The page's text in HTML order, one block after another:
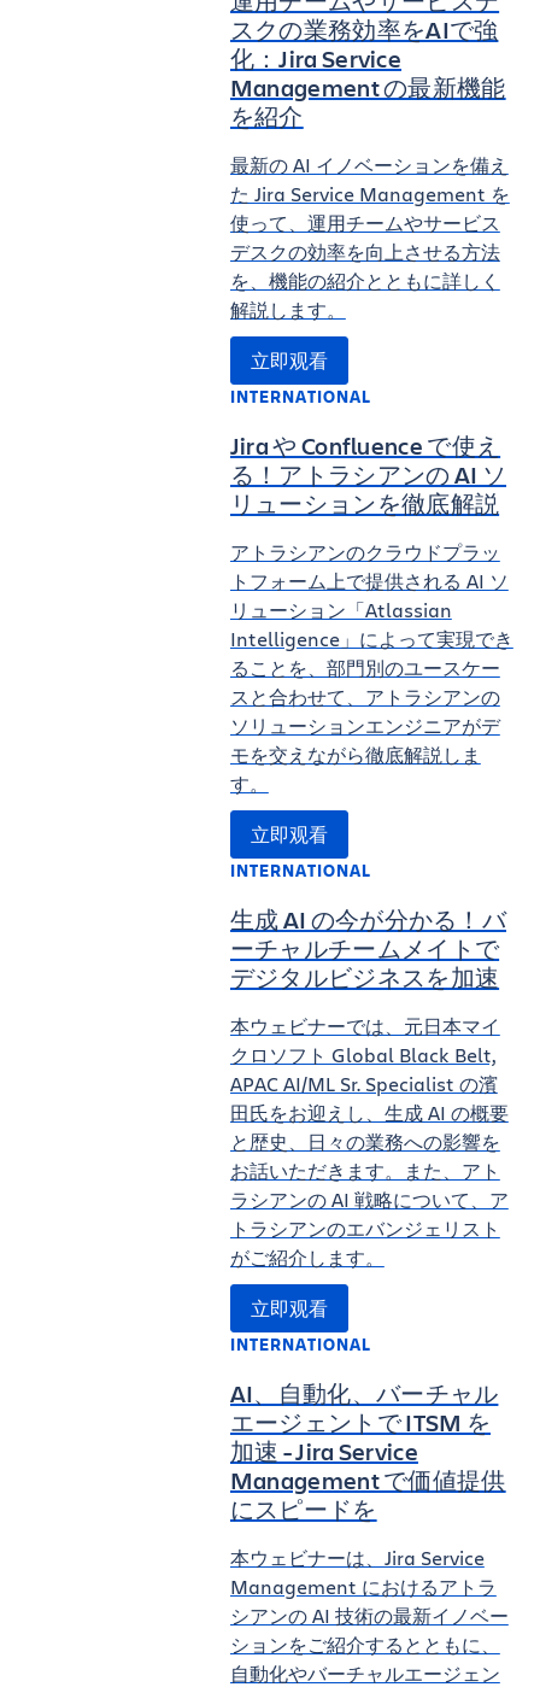
スクの業務効率をAIで強
化：Jira Service
Management の最新機能
を紹介
最新の AI イノベーションを備え
た Jira Service Management を
使って、運用チームやサービス
デスクの効率を向上させる方法
を、機能の紹介とともに詳しく
解説します。
立即观看
INTERNATIONAL
Jira や Confluence で使え
る！アトラシアンの AI ソ
リューションを徹底解説
アトラシアンのクラウドプラッ
トフォーム上で提供される AI ソ
リューション「Atlassian
Intelligence」によって実現でき
ることを、部門別のユースケー
スと合わせて、アトラシアンの
ソリューションエンジニアがデ
モを交えながら徹底解説しま
す。
立即观看
INTERNATIONAL
生成 AI の今が分かる！バ
ーチャルチームメイトで
デジタルビジネスを加速
本ウェビナーでは、元日本マイ
クロソフト Global Black Belt,
APAC AI/ML Sr. Specialist の濱
田氏をお迎えし、生成 AI の概要
と歴史、日々の業務への影響を
お話いただきます。また、アト
ラシアンの AI 戦略について、ア
トラシアンのエバンジェリスト
がご紹介します。
立即观看
INTERNATIONAL
AI、自動化、バーチャル
エージェントで ITSM を
加速 - Jira Service
Management で価値提供
にスピードを
本ウェビナーは、Jira Service
Management におけるアトラ
シアンの AI 技術の最新イノベー
ションをご紹介するとともに、
自動化やバーチャルエージェン